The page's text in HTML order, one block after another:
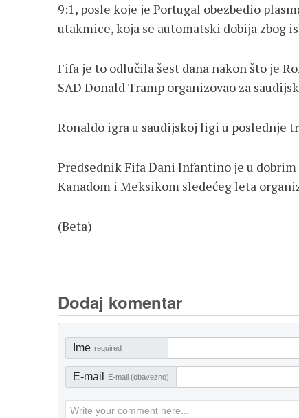
9:1, posle koje je Portugal obezbedio
utakmice, koja se automatski dobija zbog
Fifa je to odlučila šest dana nakon što je
SAD Donald Tramp organizovao za
Ronaldo igra u saudijskoj ligi u poslednje
Predsednik Fifa Đani Infantino je u dobrim
Kanadom i Meksikom sledećeg leta
(Beta)
Dodaj komentar
Ime required
E-mail E-mail (obavezno)